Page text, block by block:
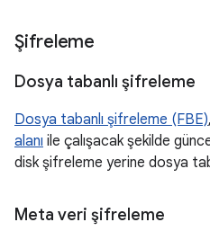
Şifreleme
Dosya tabanlı şifreleme
Dosya tabanlı şifreleme (FBE),
alanı ile çalışacak şekilde
disk şifreleme yerine dosya
Meta veri şifreleme